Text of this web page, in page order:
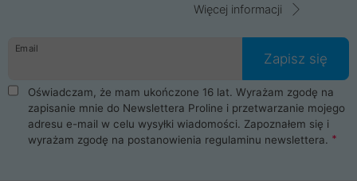
komunikacja ze sklepem komputerowym ProLine jest
danych osobowych. Dlatego zakup notebooka albo laptopa w
ProLine to czysta przyjemność i pełne bezpieczeństwo.
Zaopatrzysz się u nas w akcesoria i części komputerowe
takie jak procesory, karty graficzne, płyty główne, pamięci,
dyski SSD, M.2 oraz HDD. Nasi pracownicy pomogą Ci wybrać
najlepszy zasilacz komputerowy oraz obudowę do komputera.
Poza komputerami mamy również najlepsze na rynku
Smartfony takich producentów jak Xiaomi, Apple, Samsung i
Więcej informacji
Email
Zapisz się
Oświadczam, że mam ukończone 16 lat. Wyrażam zgodę na
zapisanie mnie do Newslettera Proline i przetwarzanie mojego
adresu e-mail w celu wysyłki wiadomości. Zapoznałem się i
wyrażam zgodę na postanowienia regulaminu newslettera.